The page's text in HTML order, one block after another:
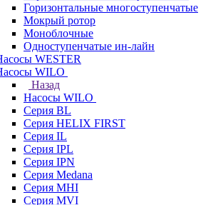
Горизонтальные многоступенчатые
Мокрый ротор
Моноблочные
Одноступенчатые ин-лайн
WESTER
WILO
Назад
Насосы WILO
Серия BL
Серия HELIX FIRST
Серия IL
Серия IPL
Серия IPN
Серия Medana
Серия MHI
Серия MVI